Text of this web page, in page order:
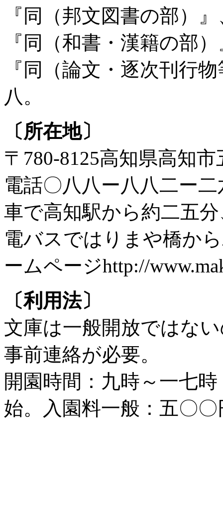
『同（邦文図書の部）
『同（和書・漢籍の部
『同（論文・逐次刊行
八。
〔所在地〕
〒780-8125高知県高知
電話〇八八ー八八二ー
車で高知駅から約二五
電バスではりまや橋か
ームページhttp://
〔利用法〕
文庫は一般開放ではな
事前連絡が必要。
開園時間：九時～一七
始。入園料一般：五〇〇